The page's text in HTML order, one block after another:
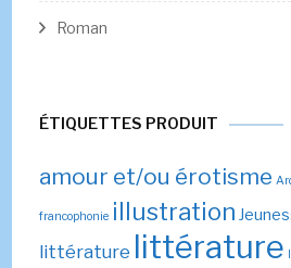
Roman
ÉTIQUETTES PRODUIT
amour et/ou érotisme
francophonie illustration
littérature littérature